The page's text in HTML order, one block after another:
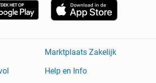
Marktplaats Zakelijk
Help en Info